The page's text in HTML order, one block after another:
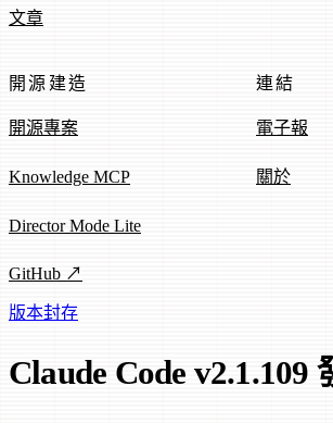
文章
開源建造
開源專案
Knowledge MCP
Director Mode Lite
GitHub ↗
連結
電子報
關於
版本封存
Claude Code v2.1.109